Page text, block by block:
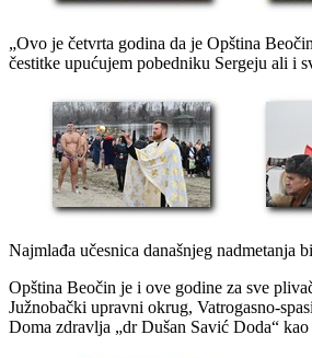
„Ovo je četvrta godina da je Opština
čestitke upućujem pobedniku Sergeju ali i
Najmlađa učesnica današnjeg
Opština Beočin je i ove godine za sve
Južnobački upravni okrug, Vatrogasno-
Doma zdravlja „dr Dušan Savić Doda“